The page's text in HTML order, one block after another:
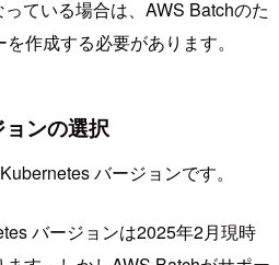
ている場合は、AWS Batchのた
作成する必要があります。
ンの選択
バージョンです。
バージョンは2025年2月現時